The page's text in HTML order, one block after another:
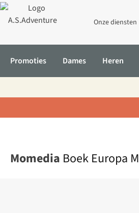
Onze diensten
Promoties Dames Heren
Momedia Boek Europa